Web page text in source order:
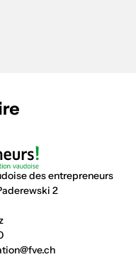
des entrepreneurs
2